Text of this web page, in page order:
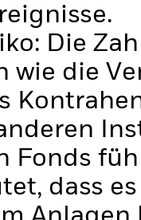
Die
wie die
Fonds
dass